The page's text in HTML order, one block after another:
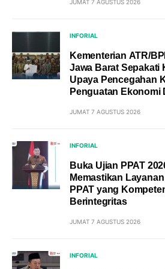
JUMAT 7 AGUSTUS 2026
INFORIAL
Kementerian ATR/
Jawa Barat Sepakati
Upaya Pencegahan
Penguatan Ekonomi
JUMAT 7 AGUSTUS 2026
INFORIAL
Buka Ujian PPAT
Memastikan
PPAT yang
Berintegritas
JUMAT 7 AGUSTUS 2026
INFORIAL